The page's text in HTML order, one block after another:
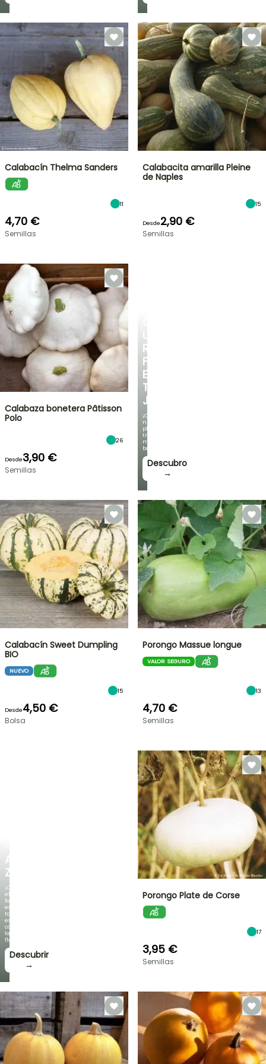
UN
RINCÓN
FRESCO
EN
TU
JARDÍN
¡Con
nuestras
plantas
trepadoras
más
bonitas!
Descubro
→
AGAPANTHUS
ZAMBEZI
¡Cuando
el
follaje
es
tan
espectacular
como
la
floración!
Descubrir
→
Calabacín Thelma Sanders
11
4,70 €
Semillas
Calabacita amarilla Pleine
de Naples
15
Desde2,90 €
Semillas
Calabaza bonetera Pâtisson
Polo
26
Desde3,90 €
Semillas
Calabacín Sweet Dumpling
BIO
NUEVO
15
Desde4,50 €
Bolsa
Porongo Massue longue
VALOR SEGURO
13
4,70 €
Semillas
Porongo Plate de Corse
17
3,95 €
Semillas